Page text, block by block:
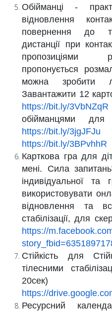
Обійманці -
відновлення
повернення до
дистанції при
пропозиціями
пропонується
можна зробити
Завантажити 12
https://bit.ly/3VbNZqR
обійманцями
https://bit.ly/3jgJFJu
https://bit.ly/3BPvhhR
Карткова гра для
мені. Сила
індивідуальної та
використовувати
відновлення та
стабілізації, для
https://
Стійкість для
тілесними
20сек)
https://
Ресурсний